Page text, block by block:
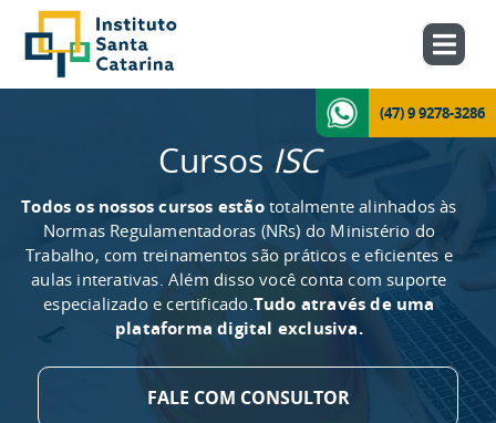
(47) 9 9278-3286
Cursos ISC
Todos os nossos cursos estãototalmente alinhados às
Normas Regulamentadoras (NRs) do Ministério do
Trabalho, com treinamentos são práticos e eficientes e
aulas interativas. Além disso você conta com suporte
especializado e certificado.Tudo através de uma
plataforma digital exclusiva.
FALE COM CONSULTOR